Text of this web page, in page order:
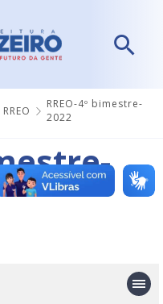
RREO
RREO-4º bimestre-
2022